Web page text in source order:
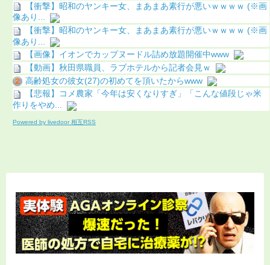
【衝撃】昭和のヤンキー女、まあまあ素行が悪いｗｗｗｗ (※画
像あり...
【衝撃】昭和のヤンキー女、まあまあ素行が悪いｗｗｗｗ (※画
像あり...
【画像】イオンでカップヌードル詰め放題開催中www
【動画】秋田県職員、ラブホテルから記者会見ｗ
高齢処女の彼女(27)の初めてを頂いたからwww
【悲報】コメ農家「今年は安くなりすぎ」「こんな値段じゃ米
作りをやめ...
Powered by livedoor 相互RSS